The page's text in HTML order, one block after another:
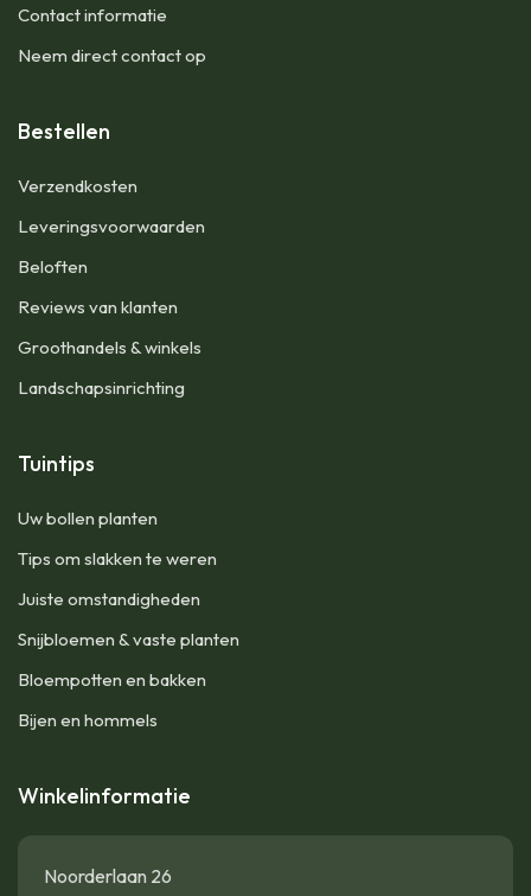
Contact informatie
Neem direct contact op
Bestellen
Verzendkosten
Leveringsvoorwaarden
Beloften
Reviews van klanten
Groothandels & winkels
Landschapsinrichting
Tuintips
Uw bollen planten
Tips om slakken te weren
Juiste omstandigheden
Snijbloemen & vaste planten
Bloempotten en bakken
Bijen en hommels
Winkelinformatie
Noorderlaan 26